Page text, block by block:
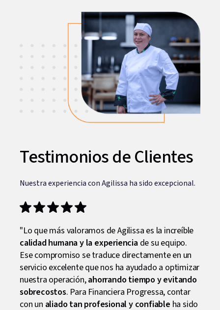
Testimonios de Clientes
Nuestra experiencia con Agilissa ha sido excepcional.
"Lo que más valoramos de Agilissa es la increíble
calidad humana y la experienciade su equipo.
Ese compromiso se traduce directamente en un
servicio excelente que nos ha ayudado a optimizar
nuestra operación,ahorrando tiempo y evitando
sobrecostos. Para Financiera Progressa, contar
con un aliado tan profesional y confiable ha sido